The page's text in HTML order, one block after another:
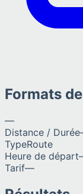
Formats
—
Distance / Durée
TypeRoute
Heure de départ
Tarif—